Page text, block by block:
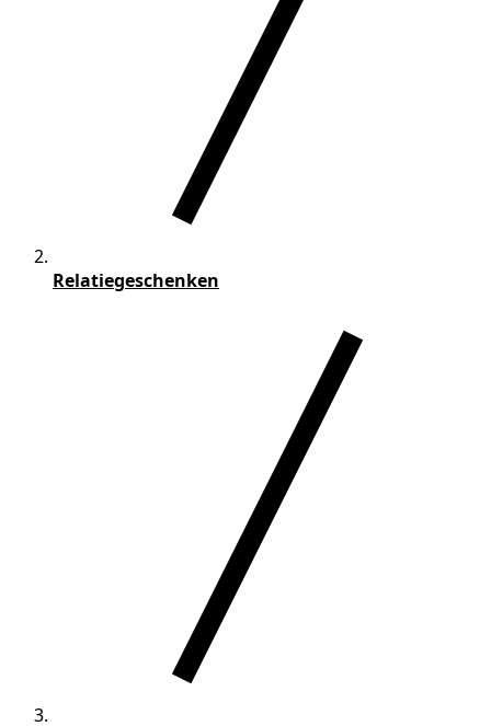
Relatiegeschenken